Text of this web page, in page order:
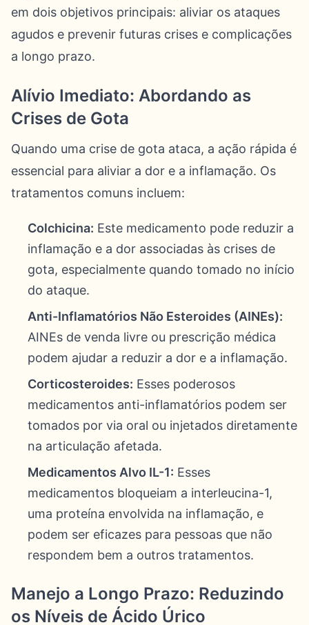
em dois objetivos principais: aliviar os ataques
agudos e prevenir futuras crises e complicações
a longo prazo.
Alívio Imediato: Abordando as
Crises de Gota
Quando uma crise de gota ataca, a ação rápida é
essencial para aliviar a dor e a inflamação. Os
tratamentos comuns incluem:
Colchicina: Este medicamento pode reduzir a
inflamação e a dor associadas às crises de
gota, especialmente quando tomado no início
do ataque.
Anti-Inflamatórios Não Esteroides (AINEs):
AINEs de venda livre ou prescrição médica
podem ajudar a reduzir a dor e a inflamação.
Corticosteroides: Esses poderosos
medicamentos anti-inflamatórios podem ser
tomados por via oral ou injetados diretamente
na articulação afetada.
Medicamentos Alvo IL-1: Esses
medicamentos bloqueiam a interleucina-1,
uma proteína envolvida na inflamação, e
podem ser eficazes para pessoas que não
respondem bem a outros tratamentos.
Manejo a Longo Prazo: Reduzindo
os Níveis de Ácido Úrico